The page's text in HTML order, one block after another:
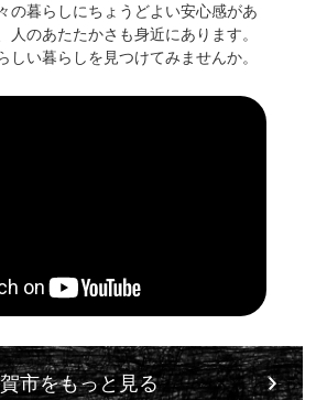
の暮らしにちょうどよい安心感があ
人のあたたかさも身近にあります。
しい暮らしを見つけてみませんか。
市をもっと見る